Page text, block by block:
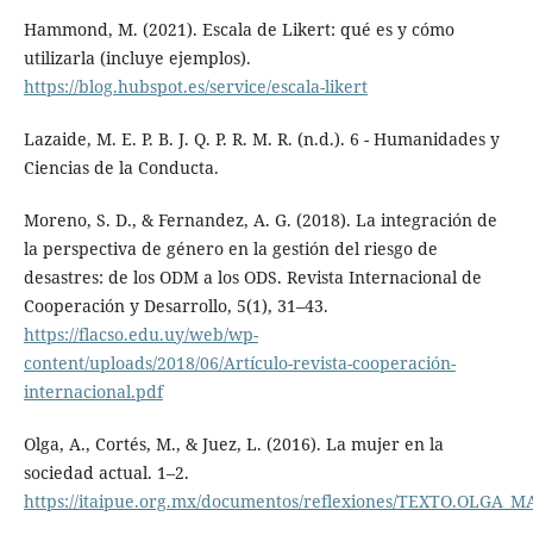
Hammond, M. (2021). Escala de Likert: qué es y cómo
utilizarla (incluye ejemplos).
https://blog.hubspot.es/service/escala-likert
Lazaide, M. E. P. B. J. Q. P. R. M. R. (n.d.). 6 - Humanidades y
Ciencias de la Conducta.
Moreno, S. D., & Fernandez, A. G. (2018). La integración de
la perspectiva de género en la gestión del riesgo de
desastres: de los ODM a los ODS. Revista Internacional de
Cooperación y Desarrollo, 5(1), 31–43.
https://flacso.edu.uy/web/wp-
content/uploads/2018/06/Artículo-revista-cooperación-
internacional.pdf
Olga, A., Cortés, M., & Juez, L. (2016). La mujer en la
sociedad actual. 1–2.
https://itaipue.org.mx/documentos/reflexiones/